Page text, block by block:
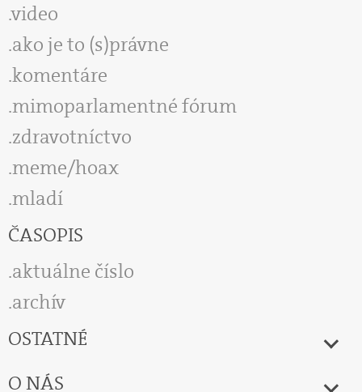
video
ako je to (s)právne
komentáre
mimoparlamentné fórum
zdravotníctvo
meme/hoax
mladí
ČASOPIS
aktuálne číslo
archív
OSTATNÉ
O NÁS